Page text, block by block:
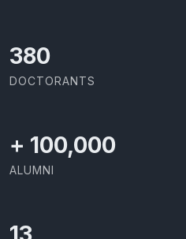
414
DOCTORANTS
+ 100,000
ALUMNI